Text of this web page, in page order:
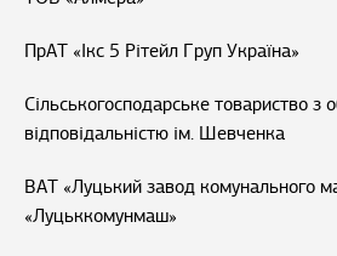
ПрАТ «Ікс 5 Рітейл Груп Україна»
Сільськогосподарське товариство
відповідальністю ім. Шевченка
ВАТ «Луцький завод комунального
«Луцьккомунмаш»